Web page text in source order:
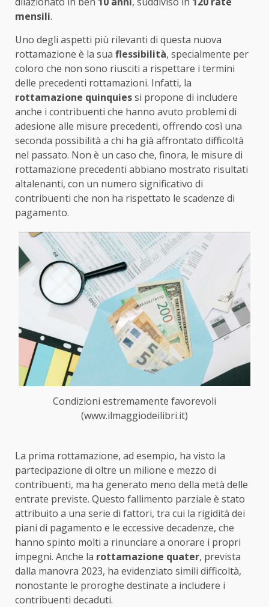
mensili.
Uno degli aspetti più rilevanti di questa nuova
rottamazione è la sua flessibilità, specialmente per
coloro che non sono riusciti a rispettare i termini
delle precedenti rottamazioni. Infatti, la
rottamazione quinquiessi propone di includere
anche i contribuenti che hanno avuto problemi di
adesione alle misure precedenti, offrendo così una
seconda possibilità a chi ha già affrontato difficoltà
nel passato. Non è un caso che, finora, le misure di
rottamazione precedenti abbiano mostrato risultati
altalenanti, con un numero significativo di
contribuenti che non ha rispettato le scadenze di
pagamento.
Condizioni estremamente favorevoli
(www.ilmaggiodeilibri.it)
La prima rottamazione, ad esempio, ha visto la
partecipazione di oltre un milione e mezzo di
contribuenti, ma ha generato meno della metà delle
entrate previste. Questo fallimento parziale è stato
attribuito a una serie di fattori, tra cui la rigidità dei
piani di pagamento e le eccessive decadenze, che
hanno spinto molti a rinunciare a onorare i propri
impegni. Anche la rottamazione quater, prevista
dalla manovra 2023, ha evidenziato simili difficoltà,
nonostante le proroghe destinate a includere i
contribuenti decaduti.